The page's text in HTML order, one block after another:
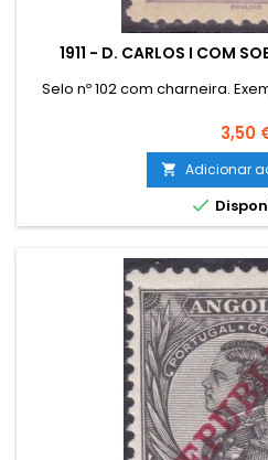
1911 - D. CARLOS I COM
Selo nº 102 com charneira.
Preço
3,50
 Adicionar
